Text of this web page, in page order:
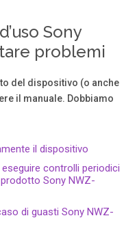
4-299-668-
usic U nlimi ted” i s
bro ught to yo u
4-287-668-
4 4 Listening to “
Sony
problemi
del dispositivo (o anche
il manuale. Dobbiamo
il dispositivo
controlli periodici
Sony NWZ-
di guasti Sony NWZ-